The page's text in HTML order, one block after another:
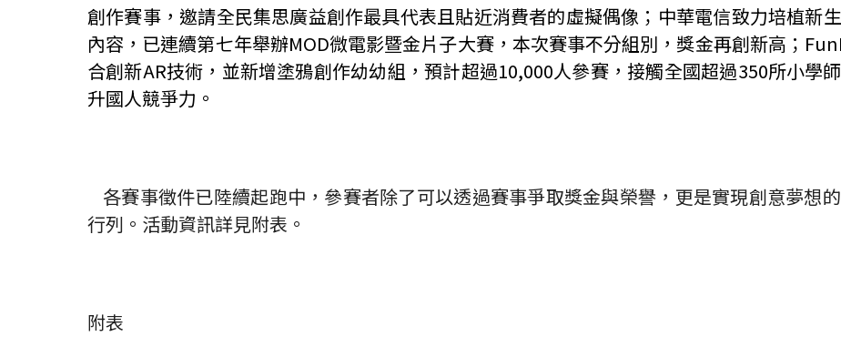
創作賽事，邀請全民集思廣益創作最具代表且貼近消費者的虛擬偶像；中華電信致力培植新
內容，已連續第七年舉辦MOD微電影暨金片子大賽，本次賽事不分組別，獎金再創新高；
合創新AR技術，並新增塗鴉創作幼幼組，預計超過10,000人參賽，接觸全國超過350所小學
升國人競爭力。
各賽事徵件已陸續起跑中，參賽者除了可以透過賽事爭取獎金與榮譽，更是實現創意夢想
行列。活動資訊詳見附表。
附表